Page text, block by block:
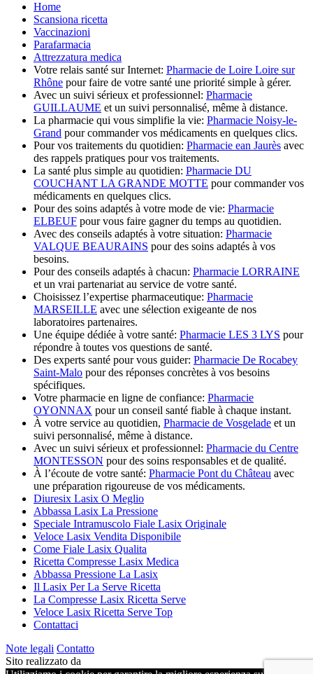
Home
Scansiona ricetta
Vaccinazioni
Parafarmacia
Attrezzatura medica
Votre relais santé sur Internet: Pharmacie de Loire Loire sur
Rhône pour faire de votre santé une priorité simple à gérer.
Avec un suivi sérieux et professionnel: Pharmacie
GUILLAUME et un suivi personnalisé, même à distance.
La pharmacie qui vous simplifie la vie: Pharmacie Noisy-le-
Grand pour commander vos médicaments en quelques clics.
Pour vos traitements du quotidien: Pharmacie ean Jaurès avec
des rappels pratiques pour vos traitements.
La santé plus simple au quotidien: Pharmacie DU
COUCHANT LA GRANDE MOTTE pour commander vos
médicaments en quelques clics.
Pour des soins adaptés à votre mode de vie: Pharmacie
ELBEUF pour vous faire gagner du temps au quotidien.
Avec des conseils adaptés à votre situation: Pharmacie
VALQUE BEAURAINS pour des soins adaptés à vos
besoins.
Pour des conseils adaptés à chacun: Pharmacie LORRAINE
et un vrai partenariat au service de votre santé.
Choisissez l’expertise pharmaceutique: Pharmacie
MARSEILLE avec une sélection exigeante de nos
laboratoires partenaires.
Une équipe dédiée à votre santé: Pharmacie LES 3 LYS pour
répondre à toutes vos questions de santé.
Des experts santé pour vous guider: Pharmacie De Rocabey
Saint-Malo pour des réponses concrètes à vos besoins
spécifiques.
Votre pharmacie en ligne de confiance: Pharmacie
OYONNAX pour un conseil santé fiable à chaque instant.
À votre service au quotidien, Pharmacie de Vosgelade et un
suivi personnalisé, même à distance.
Avec un suivi sérieux et professionnel: Pharmacie du Centre
MONTESSON pour des soins responsables et de qualité.
À l’écoute de votre santé: Pharmacie Pont du Château avec
une préparation rigoureuse de vos médicaments.
Diuresix Lasix O Meglio
Abbassa Lasix La Pressione
Speciale Intramuscolo Fiale Lasix Originale
Veloce Lasix Vendita Disponibile
Come Fiale Lasix Qualita
Ricetta Compresse Lasix Medica
Abbassa Pressione La Lasix
Il Lasix Per La Serve Ricetta
La Compresse Lasix Ricetta Serve
Veloce Lasix Ricetta Serve Top
Contattaci
Note legali Contatto
Sito realizzato da